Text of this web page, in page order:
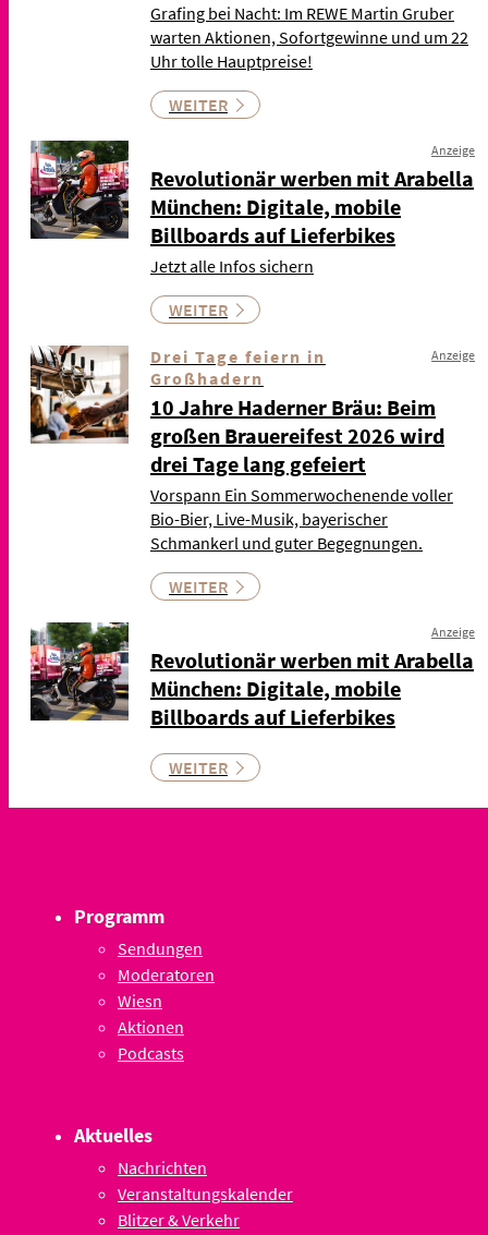
Grafing bei Nacht: Im REWE Martin Gruber
warten Aktionen, Sofortgewinne und um 22
Uhr tolle Hauptpreise!
WEITER
Anzeige
Revolutionär werben mit Arabella
München: Digitale, mobile
Billboards auf Lieferbikes
Jetzt alle Infos sichern
WEITER
Drei Tage feiern in
Großhadern
Anzeige
10 Jahre Haderner Bräu: Beim
großen Brauereifest 2026 wird
drei Tage lang gefeiert
Vorspann Ein Sommerwochenende voller
Bio-Bier, Live-Musik, bayerischer
Schmankerl und guter Begegnungen.
WEITER
Anzeige
Revolutionär werben mit Arabella
München: Digitale, mobile
Billboards auf Lieferbikes
WEITER
Programm
Sendungen
Moderatoren
Wiesn
Aktionen
Podcasts
Aktuelles
Nachrichten
Veranstaltungskalender
Blitzer & Verkehr